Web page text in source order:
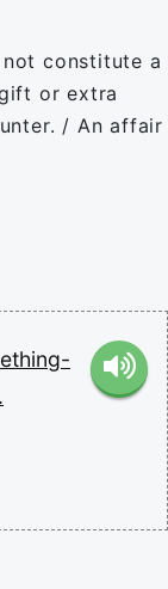
constitute a
or extra
/ An affair